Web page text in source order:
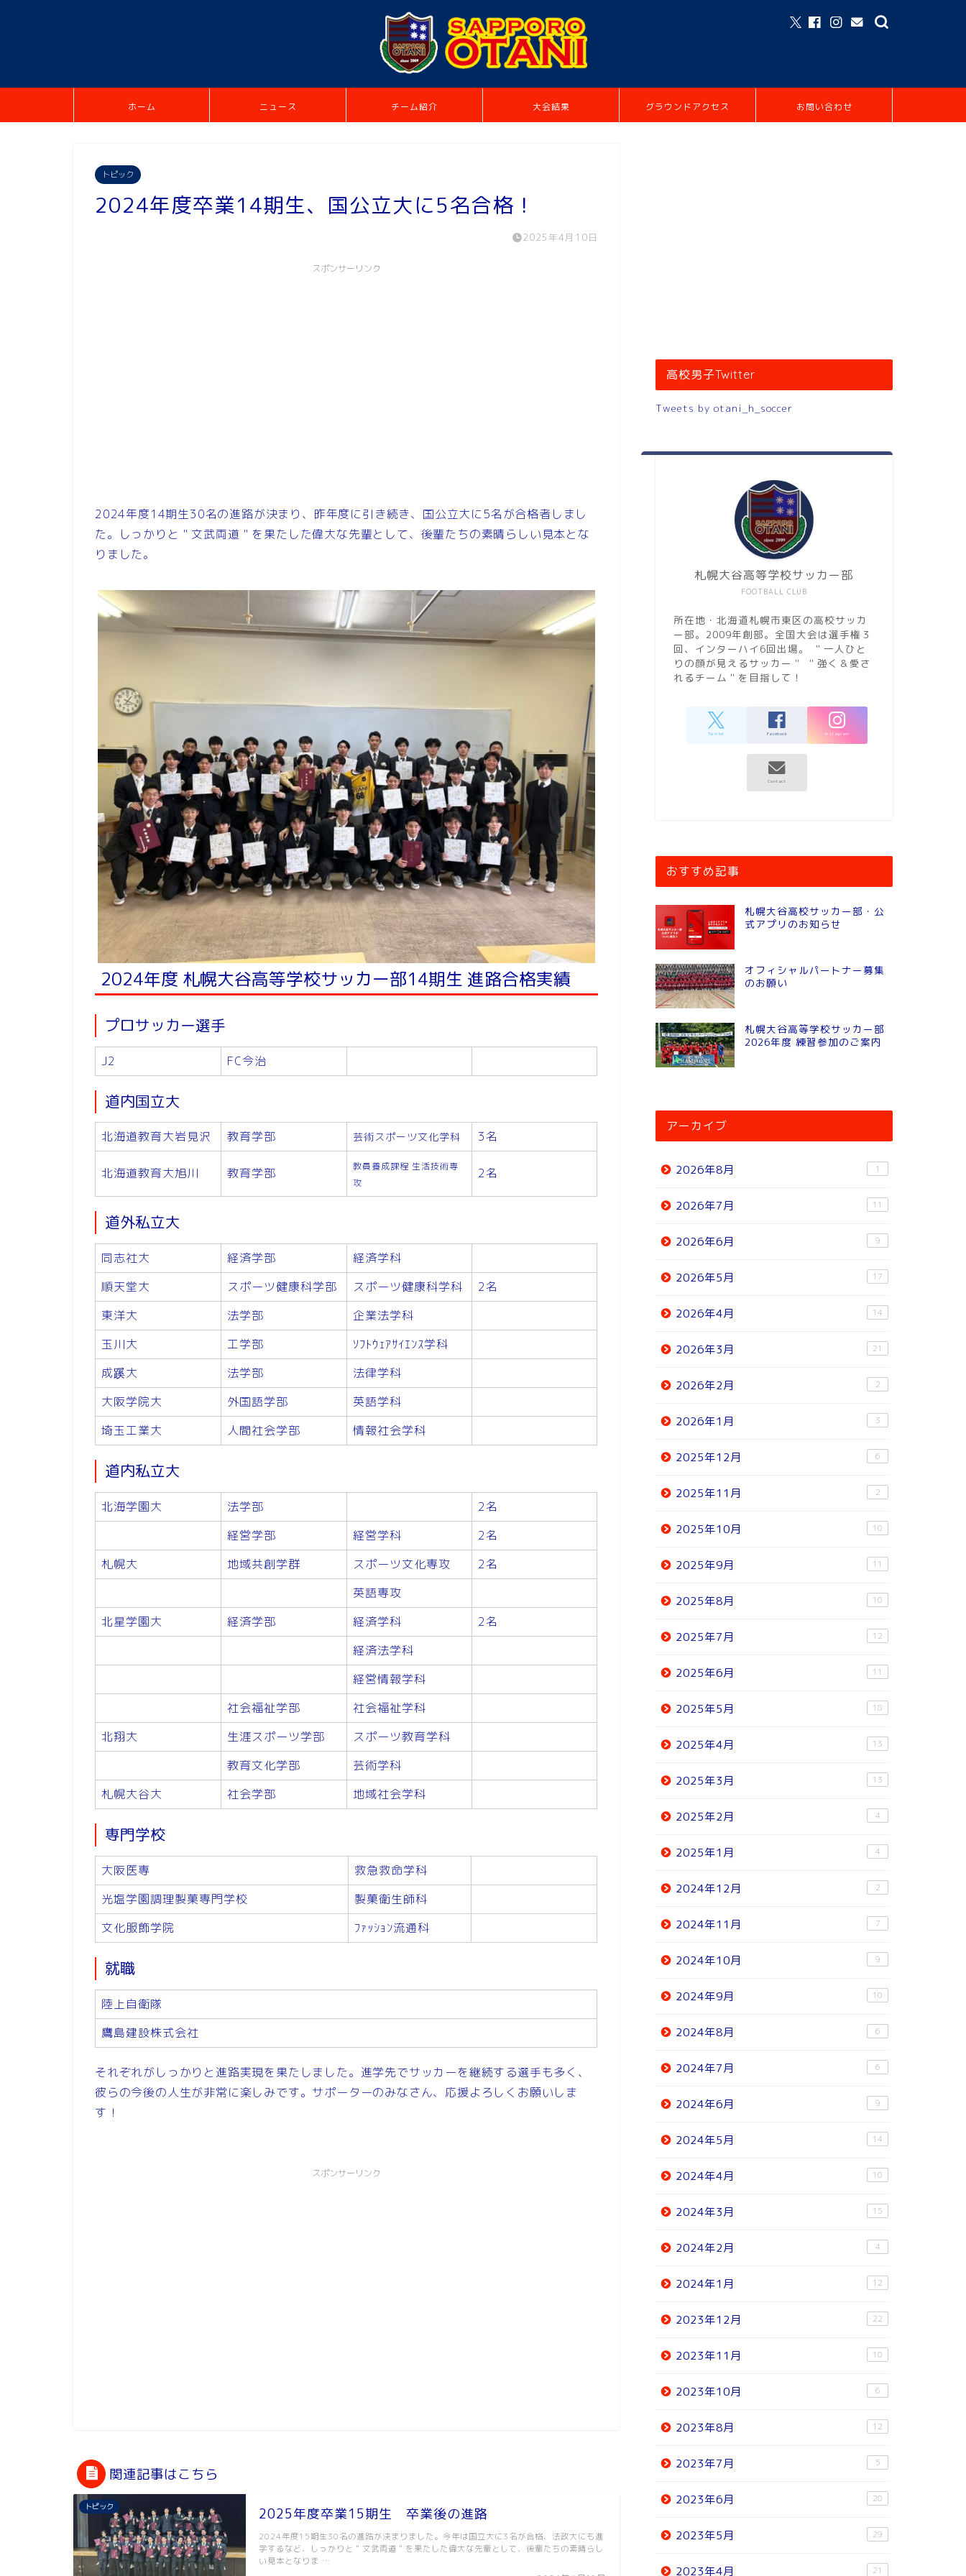
ホーム ニュース チーム紹介 大会結果 グラウンドアクセス お問い合わせ
トピック
2024年度卒業14期生、国公立大に5名合格！
2025年4月10日
スポンサーリンク
2024年度14期生30名の進路が決まり、昨年度に引き続き、国公立大に5名が合格者しまし
た。しっかりと＂文武両道＂を果たした偉大な先輩として、後輩たちの素晴らしい見本とな
りました。
2024年度 札幌大谷高等学校サッカー部14期生 進路合格実績
プロサッカー選手
J2 FC今治
道内国立大
北海道教育大岩見沢 教育学部 芸術スポーツ文化学科 3名
北海道教育大旭川 教育学部
教員養成課程 生活技術専
攻
2名
道外私立大
同志社大 経済学部
経済学科
順天堂大
スポーツ健康科学部 スポーツ健康科学科
2名
東洋大
法学部
企業法学科
玉川大
工学部
ｿﾌﾄｳｪｱｻｲｴﾝｽ学科
成蹊大
法学部
法律学科
大阪学院大
外国語学部
英語学科
埼玉工業大
人間社会学部 情報社会学科
道内私立大
北海学園大 法学部
2名
経営学部
経営学科
2名
札幌大
地域共創学群 スポーツ文化専攻
2名
英語専攻
北星学園大
経済学部 経済学科
2名
経済法学科
経営情報学科
社会福祉学部
社会福祉学科
北翔大
生涯スポーツ学部
スポーツ教育学科
教育文化学部
芸術学科
札幌大谷大
社会学部 地域社会学科
専門学校
大阪医専
救急救命学科
光塩学園調理製菓専門学校
製菓衛生師科
文化服飾学院
ﾌｧｯｼｮﾝ流通科
就職
陸上自衛隊
鷹島建設株式会社
それぞれがしっかりと進路実現を果たしました。進学先でサッカーを継続する選手も多く、
彼らの今後の人生が非常に楽しみです。サポーターのみなさん、応援よろしくお願いしま
す！
スポンサーリンク
関連記事はこちら
トピック 2025年度卒業15期生 卒業後の進路
2024年度15期生30名の進路が決まりました。今年は国立大に3名が合格、法政大にも進
学するなど、しっかりと＂文武両道＂を果たした偉大な先輩として、後輩たちの素晴らし
い見本となりま …
高校男子Twitter
Tweets by otani_h_soccer
FOOTBALL CLUB
札幌大谷高等学校サッカー部
所在地・北海道札幌市東区の高校サッカ
ー部。2009年創部。全国大会は選手権３
回、インターハイ6回出場。 ＂一人ひと
りの顔が見えるサッカー＂ ＂強く＆愛さ
れるチーム＂を目指して！
おすすめ記事
札幌大谷高校サッカー部・公
式アプリのお知らせ
オフィシャルパートナー募集
のお願い
札幌大谷高等学校サッカー部
2026年度 練習参加のご案内
アーカイブ
2026年8月 1
2026年7月 11
2026年6月 9
2026年5月 17
2026年4月 14
2026年3月 21
2026年2月 2
2026年1月 3
2025年12月 6
2025年11月 2
2025年10月 10
2025年9月 11
2025年8月 10
2025年7月 12
2025年6月 11
2025年5月 18
2025年4月 13
2025年3月 13
2025年2月 4
2025年1月 4
2024年12月 2
2024年11月 7
2024年10月 9
2024年9月 10
2024年8月 6
2024年7月 6
2024年6月 9
2024年5月 14
2024年4月 10
2024年3月 15
2024年2月 4
2024年1月 12
2023年12月 22
2023年11月 10
2023年10月 6
2023年8月 12
2023年7月 5
2023年6月 20
2023年5月 29
2023年4月 21